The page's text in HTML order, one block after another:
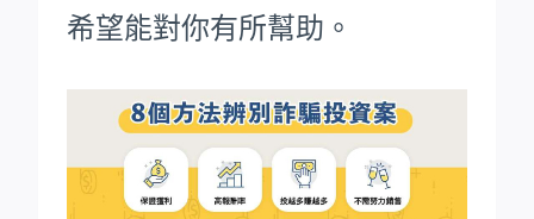
希望能對你有所幫助。